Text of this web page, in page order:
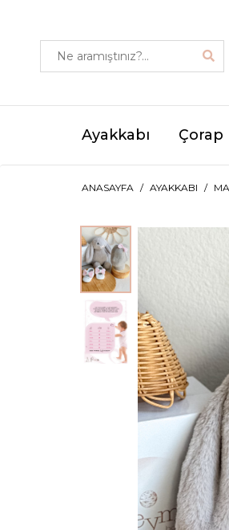
Ayakkabı Çorap
ANASAYFA AYAKKABI